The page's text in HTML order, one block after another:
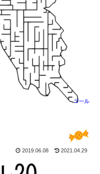
2019.06.08 2021.04.29